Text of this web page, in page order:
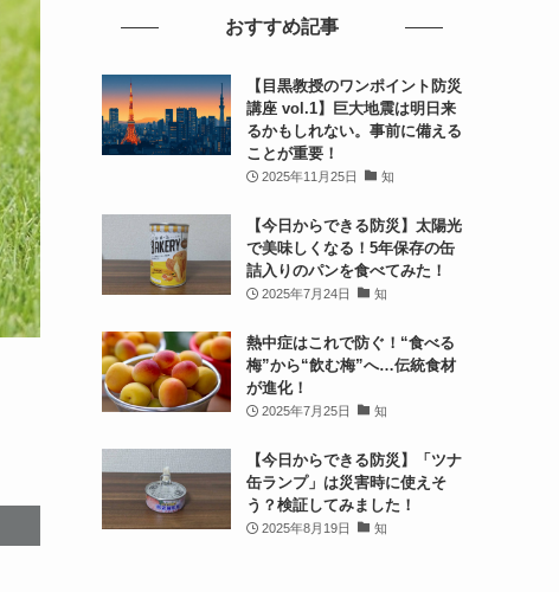
おすすめ記事
【目黒教授のワンポイント防災
講座 vol.1】巨大地震は明日来
るかもしれない。事前に備える
ことが重要！
2025年11月25日 知
【今日からできる防災】太陽光
で美味しくなる！5年保存の缶
詰入りのパンを食べてみた！
2025年7月24日 知
熱中症はこれで防ぐ！“食べる
梅”から“飲む梅”へ…伝統食材
が進化！
2025年7月25日 知
【今日からできる防災】「ツナ
缶ランプ」は災害時に使えそ
う？検証してみました！
2025年8月19日 知